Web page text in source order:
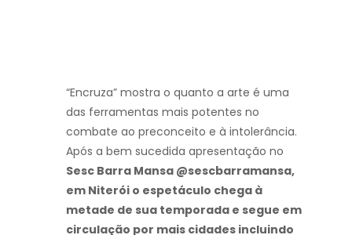
“Encruza” mostra o quanto a arte é uma
das ferramentas mais potentes no
combate ao preconceito e à intolerância.
Após a bem sucedida apresentação no
Sesc Barra Mansa @sescbarramansa,
em Niterói o espetáculo chega à
metade de sua temporada e segue em
circulação por mais cidades incluindo